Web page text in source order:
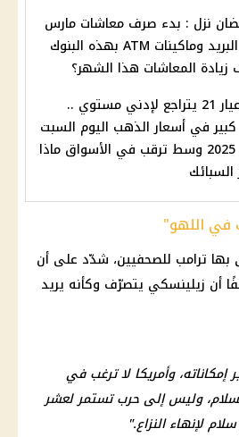
نزل : بدء صرف معاشات مارس
اليوم بـ البريد وماكينات ATM بهذه البنوك
المعاشات هذا الشهر؟
مفاجأة عيار 21 يتراجع لإدني مستوي ..
في أسعار الذهب اليوم السبت
1 مارس 2025 وسط ترقب في الأسواق ماذا
في اللهو"
ترامب للصحفيين، شدّد على أن
أن زيلينسكي يتصرّف وكأنه يريد
وأمريكا لا ترغب في
وليس إلى حرب تستمر لعشر
لإنهاء النزاع."